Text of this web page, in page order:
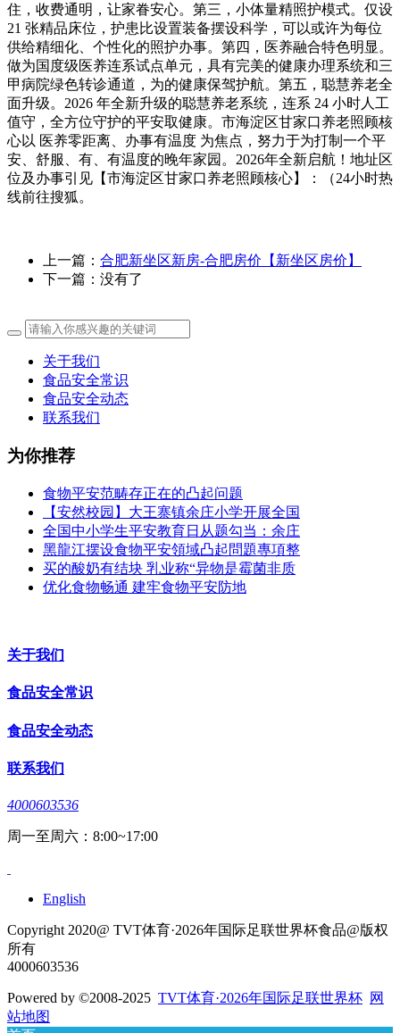
住，收费通明，让家眷安心。第三，小体量精照护模式。仅设
21 张精品床位，护患比设置装备摆设科学，可以或许为每位
供给精细化、个性化的照护办事。第四，医养融合特色明显。
做为国度级医养连系试点单元，具有完美的健康办理系统和三
甲病院绿色转诊通道，为的健康保驾护航。第五，聪慧养老全
面升级。2026 年全新升级的聪慧养老系统，连系 24 小时人工
值守，全方位守护的平安取健康。市海淀区甘家口养老照顾核
心以 医养零距离、办事有温度 为焦点，努力于为打制一个平
安、舒服、有、有温度的晚年家园。2026年全新启航！地址区
位及办事引见【市海淀区甘家口养老照顾核心】：（24小时热
线前往搜狐。
上一篇： 合肥新坐区新房-合肥房价【新坐区房价】
下一篇：没有了
关于我们
食品安全常识
食品安全动态
联系我们
为你推荐
食物平安范畴存正在的凸起问题
【安然校园】大王寨镇余庄小学开展全国
全国中小学生平安教育日从题勾当：余庄
黑龍江摆设食物平安領域凸起問題專項整
买的酸奶有结块 乳业称“异物是霉菌非质
优化食物畅通 建牢食物平安防地
关于我们
食品安全常识
食品安全动态
联系我们
4000603536
周一至周六：8:00~17:00
English
Copyright 2020@ TVT体育·2026年国际足联世界杯食品@版权
所有
4000603536
Powered by ©2008-2025 TVT体育·2026年国际足联世界杯 网
站地图